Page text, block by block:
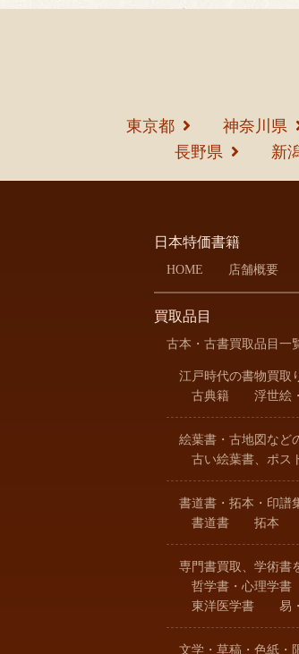
東京都 神奈川県
長野県
新
日本特価書籍
HOME 店舗概要
買取品目
古本・古書買取品目一
江戸時代の書物買取
古典籍
浮世絵
絵葉書・古地図など
古い絵葉書、ポス
書道書・拓本・印譜
書道書
拓本
専門書買取、学術書
哲学書・心理学書
東洋医学書
易
文学・草稿・色紙・